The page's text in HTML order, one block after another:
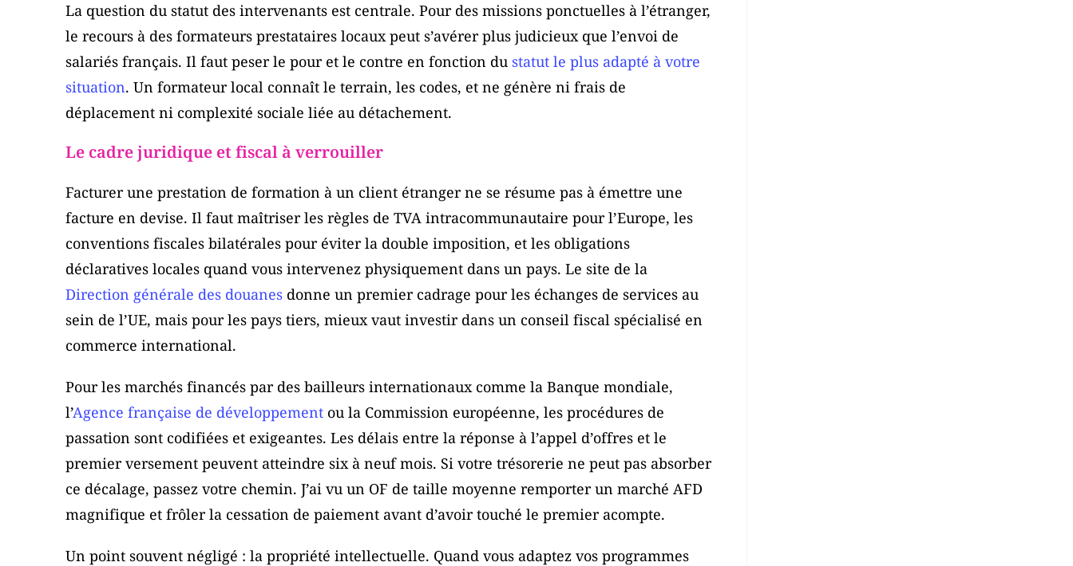
La question du statut des intervenants est centrale. Pour des missions ponctuelles à l’étranger,
le recours à des formateurs prestataires locaux peut s’avérer plus judicieux que l’envoi de
salariés français. Il faut peser le pour et le contre en fonction du statut le plus adapté à votre
situation. Un formateur local connaît le terrain, les codes, et ne génère ni frais de
déplacement ni complexité sociale liée au détachement.
Le cadre juridique et fiscal à verrouiller
Facturer une prestation de formation à un client étranger ne se résume pas à émettre une
facture en devise. Il faut maîtriser les règles de TVA intracommunautaire pour l’Europe, les
conventions fiscales bilatérales pour éviter la double imposition, et les obligations
déclaratives locales quand vous intervenez physiquement dans un pays. Le site de la
Direction générale des douanes donne un premier cadrage pour les échanges de services au
sein de l’UE, mais pour les pays tiers, mieux vaut investir dans un conseil fiscal spécialisé en
commerce international.
Pour les marchés financés par des bailleurs internationaux comme la Banque mondiale,
l’Agence française de développement ou la Commission européenne, les procédures de
passation sont codifiées et exigeantes. Les délais entre la réponse à l’appel d’offres et le
premier versement peuvent atteindre six à neuf mois. Si votre trésorerie ne peut pas absorber
ce décalage, passez votre chemin. J’ai vu un OF de taille moyenne remporter un marché AFD
magnifique et frôler la cessation de paiement avant d’avoir touché le premier acompte.
Un point souvent négligé : la propriété intellectuelle. Quand vous adaptez vos programmes